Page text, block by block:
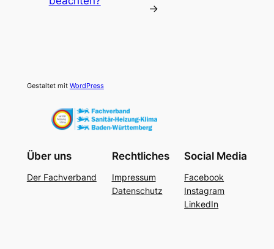
→
Gestaltet mit WordPress
Über uns
Der Fachverband
Rechtliches
Impressum
Datenschutz
Social Media
Facebook
Instagram
LinkedIn